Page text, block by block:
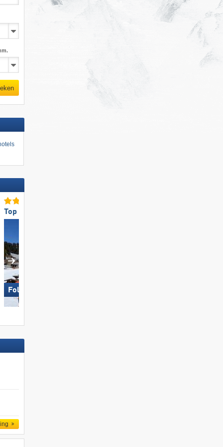
Top voor gezinnen
Folgaria/​Fiorentini